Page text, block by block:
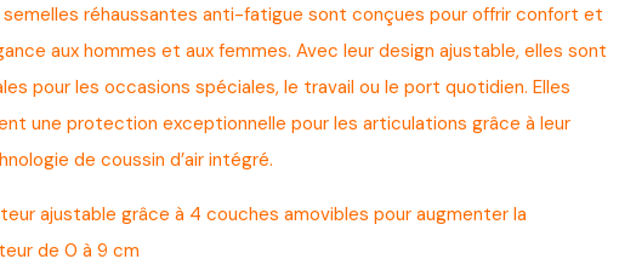
semelles réhaussantes anti-fatigue sont conçues pour offrir confort et
aux hommes et aux femmes. Avec leur design ajustable, elles sont
pour les occasions spéciales, le travail ou le port quotidien. Elles
une protection exceptionnelle pour les articulations grâce à leur
de coussin d’air intégré.
ajustable grâce à 4 couches amovibles pour augmenter la
de 0 à 9 cm